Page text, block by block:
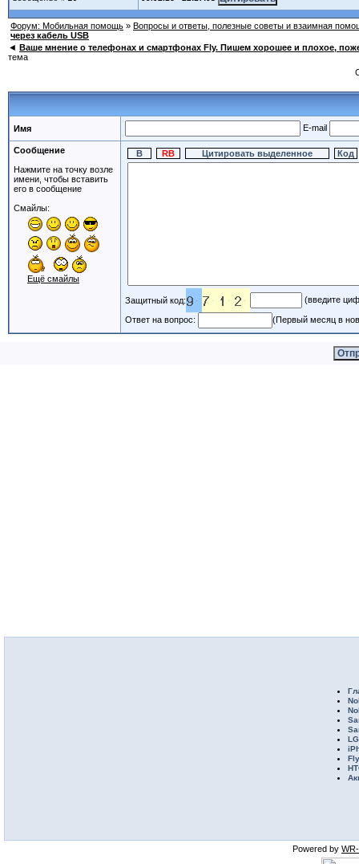
Форум: Мобильная помощь » Вопросы и ответы, полезные советы и взаимная
через кабель USB
◄ Ваше мнение о телефонах и смартфонах Fly. Пишем хорошее и плохое,
тема
Имя E-mail
Сообщение
Нажмите на точку возле
имени, чтобы вставить
его в сообщение
Смайлы:
Ещё смайлы
Защитный код: (введите
Ответ на вопрос: (Первый месяц в
LG
Fly
Powered by